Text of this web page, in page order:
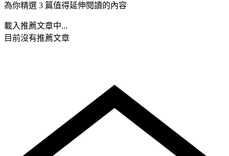
為你精選 3 篇值得延伸閱讀的內容
載入推薦文章中...
目前沒有推薦文章